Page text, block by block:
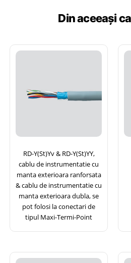
Din aceeași
RD-Y(St)Yv & RD-Y(St)YY,
cablu de instrumentatie cu
manta exterioara ranforsata
& cablu de instrumentatie cu
manta exterioara dubla, se
pot folosi la conectari de
tipul Maxi-Termi-Point